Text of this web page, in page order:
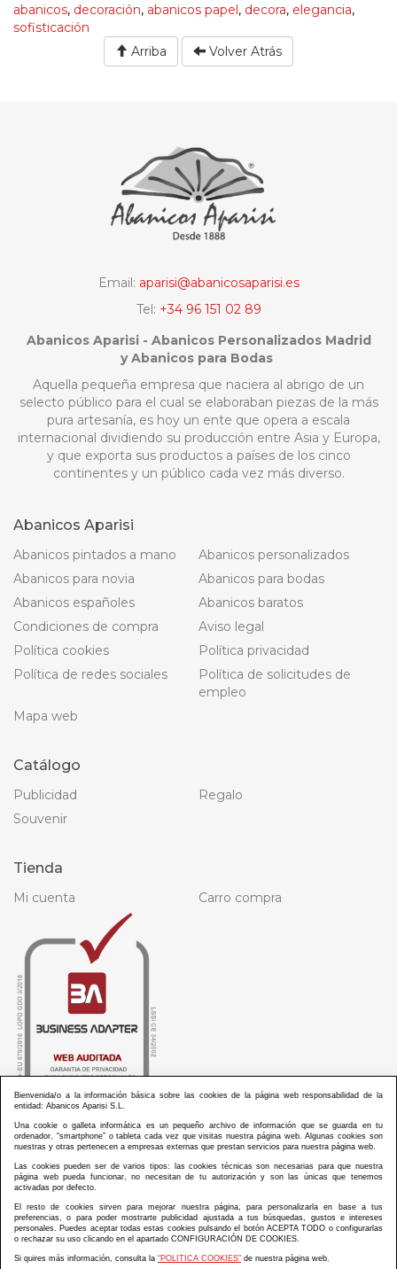
abanicos, decoración, abanicos papel, decora, elegancia,
sofisticación
Arriba
Volver Atrás
Email: aparisi@abanicosaparisi.es
Tel: +34 96 151 02 89
Abanicos Aparisi - Abanicos Personalizados Madrid
y Abanicos para Bodas
Aquella pequeña empresa que naciera al abrigo de un
selecto público para el cual se elaboraban piezas de la más
pura artesanía, es hoy un ente que opera a escala
internacional dividiendo su producción entre Asia y Europa,
y que exporta sus productos a países de los cinco
continentes y un público cada vez más diverso.
Abanicos Aparisi
Abanicos pintados a mano
Abanicos personalizados
Abanicos para novia
Abanicos para bodas
Abanicos españoles
Abanicos baratos
Condiciones de compra
Aviso legal
Política cookies
Política privacidad
Política de redes sociales
Política de solicitudes de
empleo
Mapa web
Catálogo
Publicidad
Regalo
Souvenir
Tienda
Mi cuenta Carro compra
ABANICOS APARISI S.L. ha recibido por parte de La Generalitat Valenciana, la cantidad de
100.000 € en apoyo al proyecto HISOLV/2021/3933/46 del PLAN EMPRESARIAL “PLAN RESISITIR
ABANICOS APARISI S.L. ha recibido por parte de La Generalitat Valenciana, la cantidad de 7.000
€ en apoyo al proyecto CMARTE/2021/265/46 del PLAN AYUDAS DIRECTAS ARTESANIA “CMARTE”.
Bienvenida/o a la información básica sobre las cookies de la página web responsabilidad de la
entidad: Abanicos Aparisi S.L.
Una cookie o galleta informática es un pequeño archivo de información que se guarda en tu
ordenador, “smartphone” o tableta cada vez que visitas nuestra página web. Algunas cookies son
nuestras y otras pertenecen a empresas externas que prestan servicios para nuestra página web.
Las cookies pueden ser de varios tipos: las cookies técnicas son necesarias para que nuestra
página web pueda funcionar, no necesitan de tu autorización y son las únicas que tenemos
activadas por defecto.
El resto de cookies sirven para mejorar nuestra página, para personalizarla en base a tus
preferencias, o para poder mostrarte publicidad ajustada a tus búsquedas, gustos e intereses
personales. Puedes aceptar todas estas cookies pulsando el botón ACEPTA TODO o configurarlas
o rechazar su uso clicando en el apartado CONFIGURACIÓN DE COOKIES.
Si quires más información, consulta la “POLITICA COOKIES” de nuestra página web.